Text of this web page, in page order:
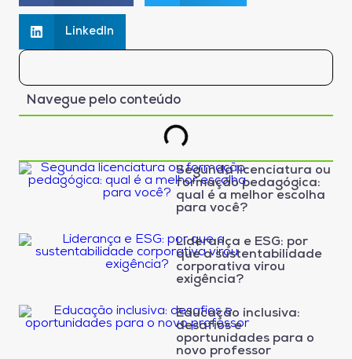
LinkedIn
Navegue pelo conteúdo
Segunda licenciatura ou
formação pedagógica:
qual é a melhor escolha
para você?
Liderança e ESG: por
que a sustentabilidade
corporativa virou
exigência?
Educação inclusiva:
desafios e
oportunidades para o
novo professor